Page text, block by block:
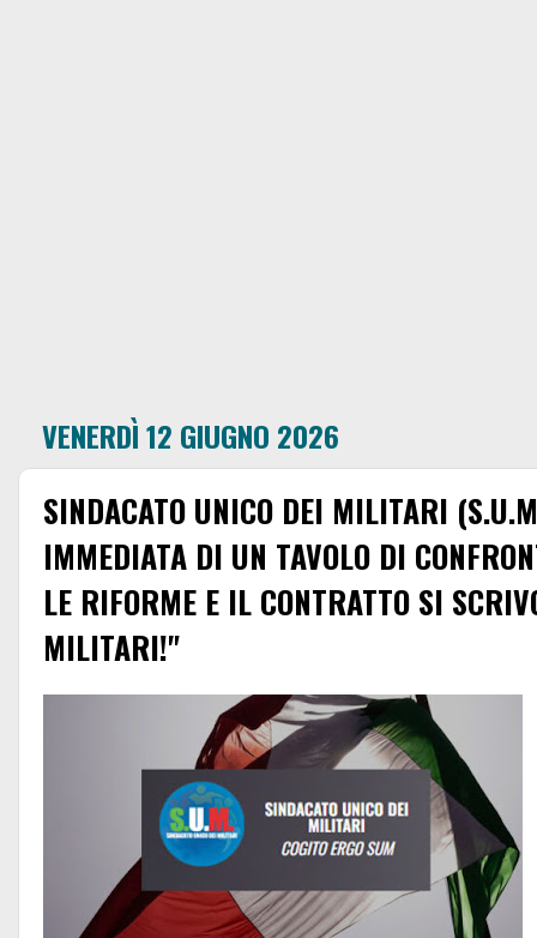
VENERDÌ 12 GIUGNO 2026
SINDACATO UNICO DEI MILITARI
IMMEDIATA DI UN TAVOLO DI
LE RIFORME E IL CONTRATTO SI
MILITARI!"